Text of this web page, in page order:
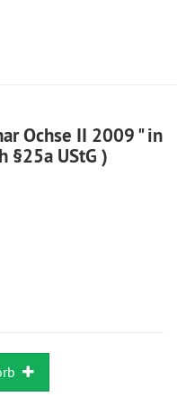
Ochse II 2009 " in
§25a UStG )